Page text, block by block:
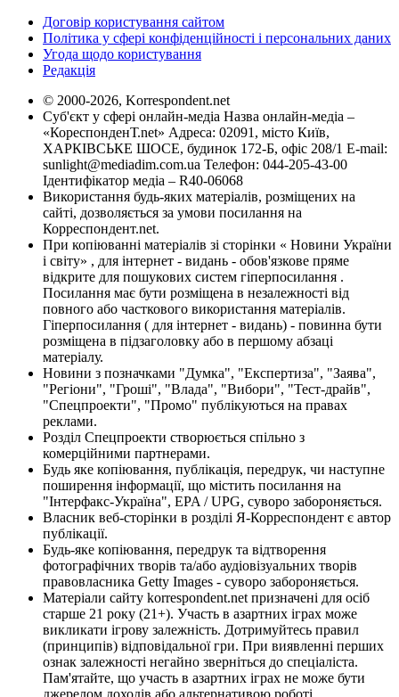
Договір користування сайтом
Політика у сфері конфіденційності і персональних даних
Угода щодо користування
Редакція
© 2000-2026, Korrespondent.net
Суб'єкт у сфері онлайн-медіа Назва онлайн-медіа –
«КореспонденТ.net» Адреса: 02091, місто Київ,
ХАРКІВСЬКЕ ШОСЕ, будинок 172-Б, офіс 208/1 E-mail:
sunlight@mediadim.com.ua Телефон: 044-205-43-00
Ідентифікатор медіа – R40-06068
Використання будь-яких матеріалів, розміщених на
сайті, дозволяється за умови посилання на
Корреспондент.net.
При копіюванні матеріалів зі сторінки « Новини України
і світу» , для інтернет - видань - обов'язкове пряме
відкрите для пошукових систем гіперпосилання .
Посилання має бути розміщена в незалежності від
повного або часткового використання матеріалів.
Гіперпосилання ( для інтернет - видань) - повинна бути
розміщена в підзаголовку або в першому абзаці
матеріалу.
Новини з позначками "Думка", "Експертиза", "Заява",
"Регіони", "Гроші", "Влада", "Вибори", "Тест-драйв",
"Спецпроекти", "Промо" публікуються на правах
реклами.
Розділ Спецпроекти створюється спільно з
комерційними партнерами.
Будь яке копіювання, публікація, передрук, чи наступне
поширення інформації, що містить посилання на
"Інтерфакс-Україна", EPA / UPG, суворо забороняється.
Власник веб-сторінки в розділі Я-Корреспондент є автор
публікації.
Будь-яке копіювання, передрук та відтворення
фотографічних творів та/або аудіовізуальних творів
правовласника Getty Images - суворо забороняється.
Матеріали сайту korrespondent.net призначені для осіб
старше 21 року (21+). Участь в азартних іграх може
викликати ігрову залежність. Дотримуйтесь правил
(принципів) відповідальної гри. При виявленні перших
ознак залежності негайно зверніться до спеціаліста.
Пам'ятайте, що участь в азартних іграх не може бути
джерелом доходів або альтернативою роботі.